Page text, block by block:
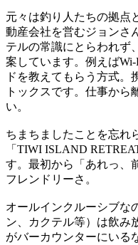
元々は釣り人たちの拠点
動産会社を営むジョンさ
テルの常識にとらわれず
案しています。例えば
ドを教えてもらう方式。
トックスです。仕事から
い。
ちまちましたことを忘れ
「TIWI ISLAND
す。最初から「あれっ、
フレンドリーさ。
オールインクルーシブな
ン、カクテル等）は飲み
がバーカウンターにいる